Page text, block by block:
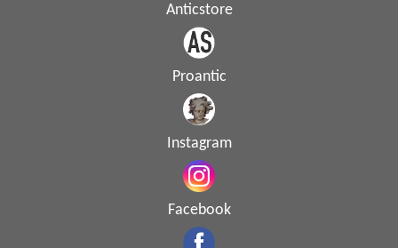
Anticstore
Proantic
Instagram
Facebook